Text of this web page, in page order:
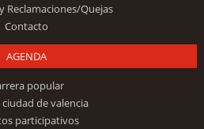
Reclamaciones/Quejas
Contacto
AGENDA
popular
de valencia
participativos